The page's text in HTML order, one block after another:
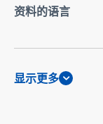
资料的语言
显示更多